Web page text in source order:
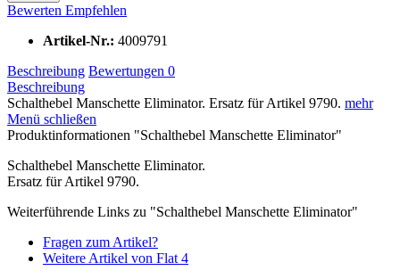
Bewerten Empfehlen
Artikel-Nr.: 4009791
Beschreibung Bewertungen 0
Beschreibung
Schalthebel Manschette Eliminator. Ersatz für Artikel 9790. mehr
Menü schließen
Produktinformationen "Schalthebel Manschette Eliminator"
Schalthebel Manschette Eliminator.
Ersatz für Artikel 9790.
Weiterführende Links zu "Schalthebel Manschette Eliminator"
Fragen zum Artikel?
Weitere Artikel von Flat 4